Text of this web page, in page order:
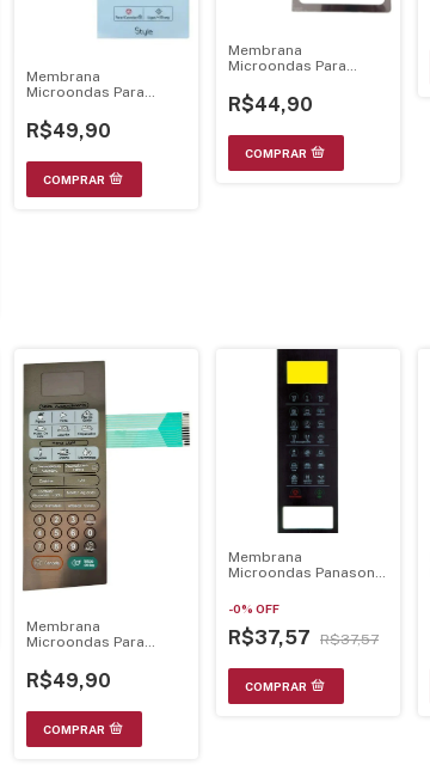
Membrana
Microondas Para
21.28.092
R$49,90
Membrana
Microondas Para
R$44,90
Membrana
Microondas Para
R$49,90
Membrana
Microondas Panasonic
-0% OFF
R$37,57 R$37,57